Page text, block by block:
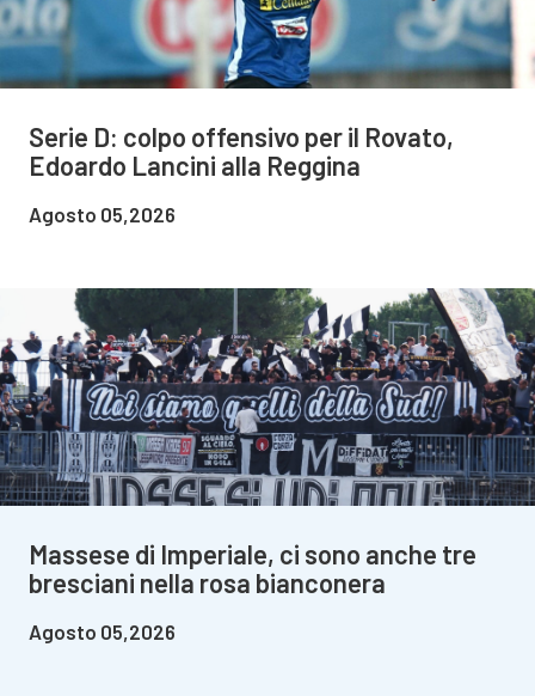
Serie D: colpo offensivo per il Rovato,
Edoardo Lancini alla Reggina
Agosto 05,2026
Massese di Imperiale, ci sono anche tre
bresciani nella rosa bianconera
Agosto 05,2026